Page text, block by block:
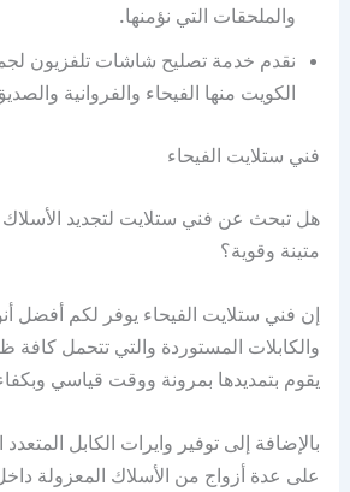
والملحقات التي نؤمنها.
نقدم خدمة تصليح شاشات تلفزيون
الكويت منها الفيحاء والفروانية
فني ستلايت الفيحاء
هل تبحث عن فني ستلايت لتجديد الأسلاك
متينة وقوية؟
إن فني ستلايت الفيحاء يوفر لكم أفضل
والكابلات المستوردة والتي تتحمل
يقوم بتمديدها بمرونة ووقت قياسي
بالإضافة إلى توفير وايرات الكابل
على عدة أزواج من الأسلاك المعزولة